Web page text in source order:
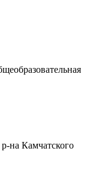
на Камчатского